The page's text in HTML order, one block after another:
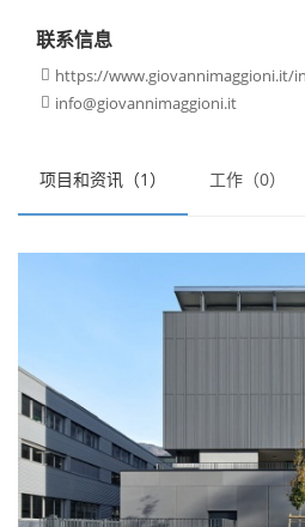
项目和资讯（1） 工作（0）
联系信息
 https://www.giovannimaggioni.it/
 info@giovannimaggioni.it